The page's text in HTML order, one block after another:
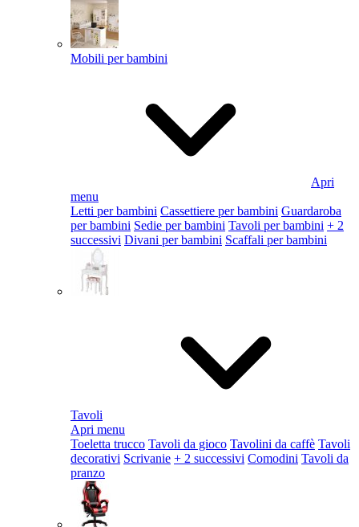
Mobili per bambini
Apri
menu
Letti per bambini Cassettiere per bambini Guardaroba
per bambini Sedie per bambini Tavoli per bambini + 2
successivi Divani per bambini Scaffali per bambini
Tavoli
Apri menu
Toeletta trucco Tavoli da gioco Tavolini da caffè Tavoli
decorativi Scrivanie + 2 successivi Comodini Tavoli da
pranzo